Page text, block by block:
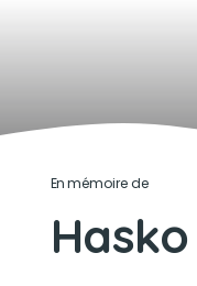
En mémoire de
Hasko